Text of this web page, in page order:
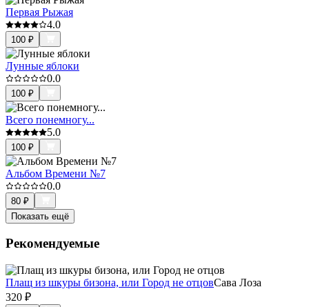
Первая Рыжая
4.0
100 ₽
Лунные яблоки
0.0
100 ₽
Всего понемногу...
5.0
100 ₽
Альбом Времени №7
0.0
80 ₽
Показать ещё
Рекомендуемые
Плащ из шкуры бизона, или Город не отцовСава Лоза
320 ₽